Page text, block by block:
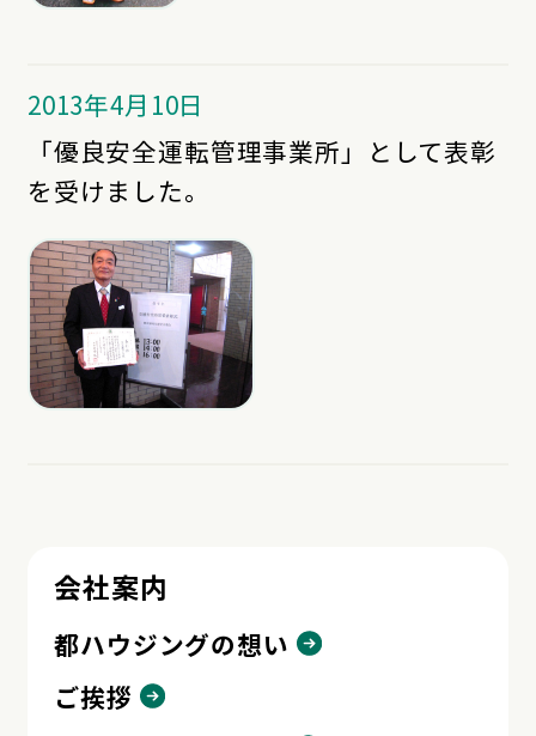
2013年4月10日
「優良安全運転管理事業所」として表彰
を受けました。
会社案内
都ハウジングの想い
ご挨拶